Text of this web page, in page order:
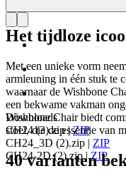
Downloads
CH24 (3).zip|ZIP
CH24_3D (2).zip | ZIP
CH24-2D (2).zip|ZIP
Het tijdloze
Met een unieke vorm
armleuning in één stuk te
waarnaar de Wishbone
een bekwame vakman
Wishbone Chair biedt
stoel, die de essentie van
40 varianten